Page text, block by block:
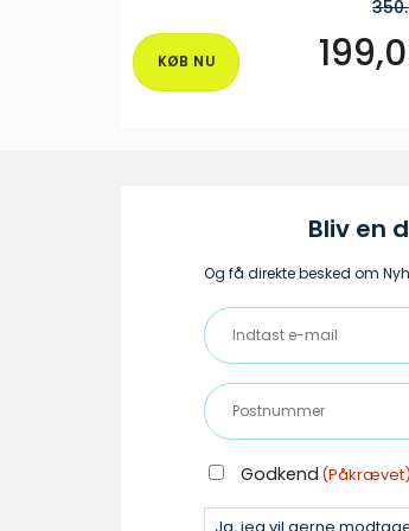
KØB NU
Bliv en
Og få direkte besked om
Indtast
e-
mail
(Påkrævet)
Postnummer
(Påkrævet)
GODKEND
(PÅKRÆVET)
Godkend (Påkrævet)